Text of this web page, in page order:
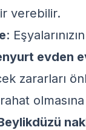
verebilir.
:
evden
zararları
olmasına